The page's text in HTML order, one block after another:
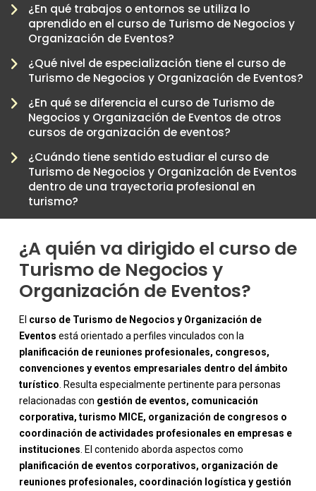
¿En qué trabajos o entornos se utiliza lo
aprendido en el curso de Turismo de Negocios y
Organización de Eventos?
¿Qué nivel de especialización tiene el curso de
Turismo de Negocios y Organización de Eventos?
¿En qué se diferencia el curso de Turismo de
Negocios y Organización de Eventos de otros
cursos de organización de eventos?
¿Cuándo tiene sentido estudiar el curso de
Turismo de Negocios y Organización de Eventos
dentro de una trayectoria profesional en
turismo?
¿A quién va dirigido el curso de
Turismo de Negocios y
Organización de Eventos?
El curso de Turismo de Negocios y Organización de
Eventos está orientado a perfiles vinculados con la
planificación de reuniones profesionales, congresos,
convenciones y eventos empresariales dentro del ámbito
turístico . Resulta especialmente pertinente para personas
relacionadas con gestión de eventos, comunicación
corporativa, turismo MICE, organización de congresos o
coordinación de actividades profesionales en empresas e
instituciones . El contenido aborda aspectos como
planificación de eventos corporativos, organización de
reuniones profesionales, coordinación logística y gestión
-